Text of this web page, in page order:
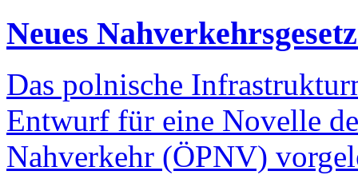
Neues
Das polnische
Entwurf für eine Novelle
Nahverkehr (ÖPNV)